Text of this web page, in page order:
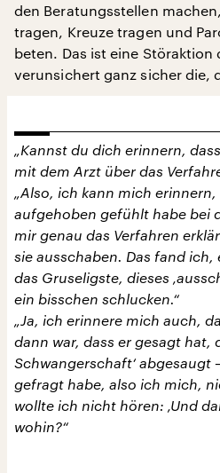
den Beratungsstellen
tragen, Kreuze tragen und
beten. Das ist eine
verunsichert ganz sicher die,
„Kannst du dich erinnern,
mit dem Arzt über das
„Also, ich kann mich
aufgehoben gefühlt habe bei
mir genau das Verfahren
sie ausschaben. Das fand
das Gruseligste, dieses
ein bisschen schlucken.“
„Ja, ich erinnere mich auch,
dann war, dass er gesagt hat,
Schwangerschaft‘ abgesaugt
gefragt habe, also ich mich,
wollte ich nicht hören: ‚Und
wohin?“